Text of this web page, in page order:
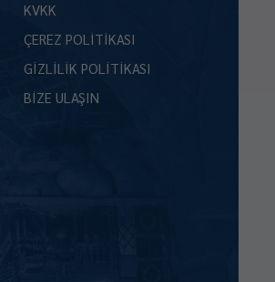
KVKK
ÇEREZ POLİTİKASI
GİZLİLİK POLİTİKASI
BİZE ULAŞIN